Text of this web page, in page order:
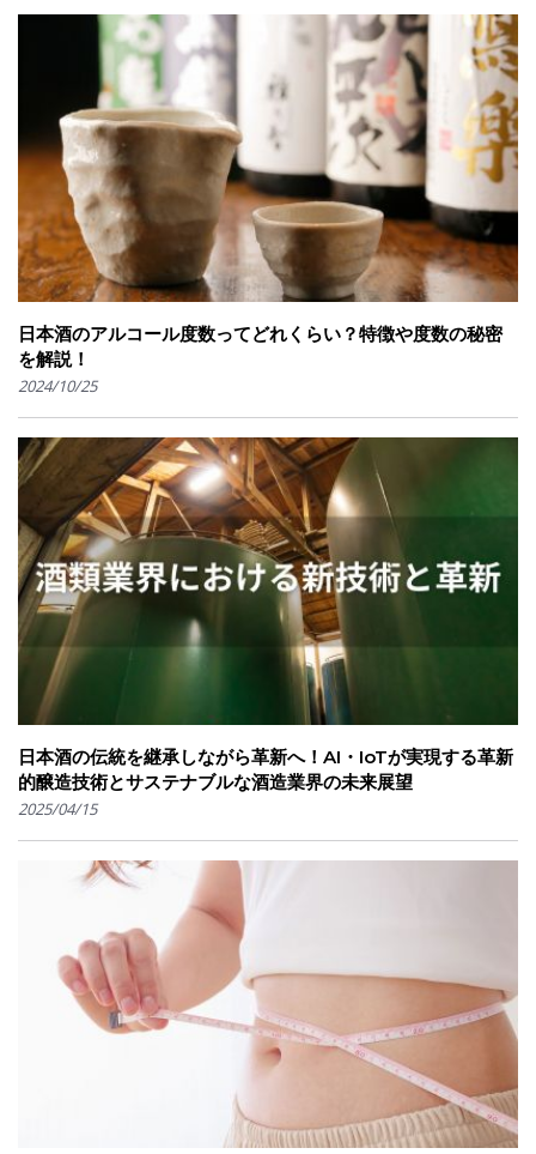
日本酒のアルコール度数ってどれくらい？特徴や度数の秘密
を解説！
2024/10/25
日本酒の伝統を継承しながら革新へ！AI・IoTが実現する革新
的醸造技術とサステナブルな酒造業界の未来展望
2025/04/15